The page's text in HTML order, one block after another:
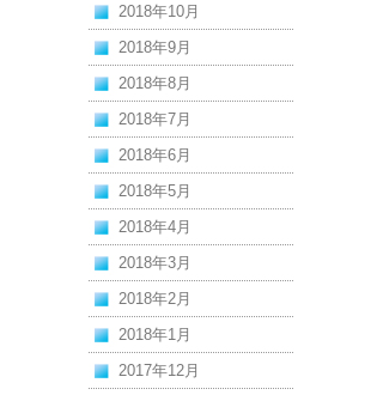
2018年10月
2018年9月
2018年8月
2018年7月
2018年6月
2018年5月
2018年4月
2018年3月
2018年2月
2018年1月
2017年12月